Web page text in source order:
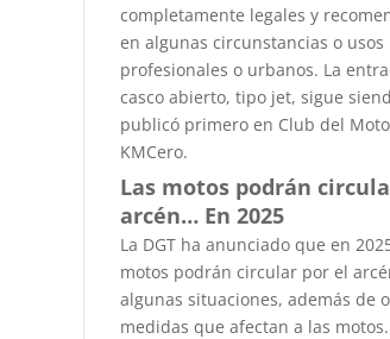
completamente legales y
en algunas circunstancias o usos
profesionales o urbanos. La
casco abierto, tipo jet, sigue
publicó primero en Club del
KMCero.
Las motos podrán
arcén… En 2025
La DGT ha anunciado que en
motos podrán circular por el
algunas situaciones, además de
medidas que afectan a las motos.